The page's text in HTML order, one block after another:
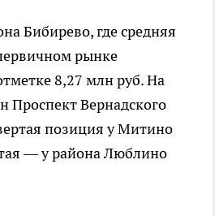
Бибирево, где средняя
рынке
8,27 млн руб. На
Проспект Вернадского
позиция у Митино
— у района Люблино